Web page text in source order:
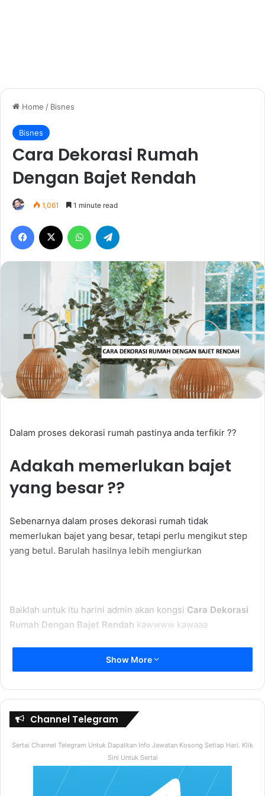
Home / Bisnes
Bisnes
Cara Dekorasi Rumah
Dengan Bajet Rendah
1,061 1 minute read
Facebook WhatsApp
Dalam proses dekorasi rumah pastinya anda terfikir ??
Adakah memerlukan bajet
yang besar ??
Sebenarnya dalam proses dekorasi rumah tidak
memerlukan bajet yang besar, tetapi perlu mengikut step
yang betul. Barulah hasilnya lebih mengiurkan
Baiklah untuk itu harini admin akan kongsi Cara Dekorasi
Rumah Dengan Bajet Rendah kawwww kawaaa
Pilih Dinding Yang Sesuai
menghasilkan feature wall tanpa membeli wallpaper
dinding yang begitu mahal.
Gunakan Perabot Asal
Usah membeli Perabot baru ianya pasti meningkatkan
kos. Gunakan perabot sedia ada cuma buat susunan
semula untuk memastikan dekorasi rumah anda
Show More
Channel Telegram
Sertai Channel Telegram Untuk Dapatkan Info Jawatan Kosong Setiap Hari. Klik
Sini Untuk Sertai